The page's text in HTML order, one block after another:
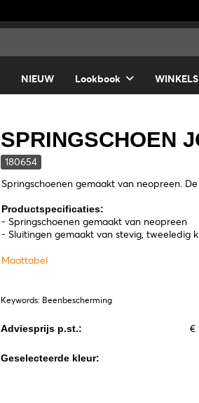
NIEUW Lookbook WINKELS
SPRINGSCHOEN
180654
Springschoenen gemaakt van neopreen.
Productspecificaties:
- Springschoenen gemaakt van neopreen
- Sluitingen gemaakt van stevig, tweeledig
Maattabel
Keywords: Beenbescherming
Adviesprijs p.st.: €
Geselecteerde kleur: